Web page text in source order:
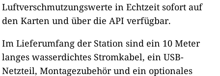
Luftverschmutzungswerte in Echtzeit sofort auf
den Karten und über die API verfügbar.
Im Lieferumfang der Station sind ein 10 Meter
langes wasserdichtes Stromkabel, ein USB-
Netzteil, Montagezubehör und ein optionales